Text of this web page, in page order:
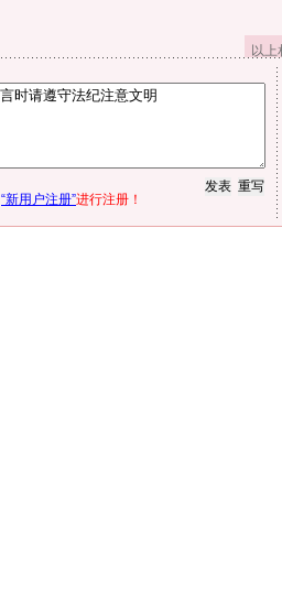
以
“新用户注册”进行注册！